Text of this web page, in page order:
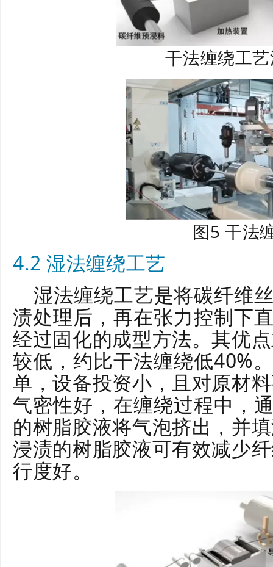
干法缠绕工
图5 干法
4.2 湿法缠绕工艺
湿法缠绕工艺是将碳纤维
渍处理后，再在张力控制下
经过固化的成型方法。其优
较低，约比干法缠绕低40%
单，设备投资小，且对原材
气密性好，在缠绕过程中，
的树脂胶液将气泡挤出，并
浸渍的树脂胶液可有效减少
行度好。